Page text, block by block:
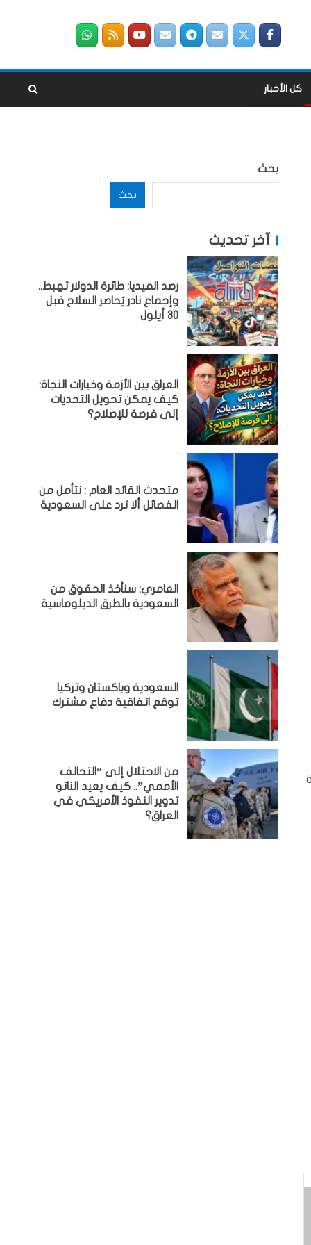
كل الأخبار
بحث
بحث
آخر تحديث
رصد الميديا: طائرة الدولار تهبط..
وإجماع نادر يُحاصر السلاح قبل
30 أيلول
العراق بين الأزمة وخيارات النجاة:
كيف يمكن تحويل التحديات
إلى فرصة للإصلاح؟
متحدث القائد العام : نتأمل من
الفصائل ألا ترد على السعودية
العامري: سنأخذ الحقوق من
السعودية بالطرق الدبلوماسية
السعودية وباكستان وتركيا
توقع اتفاقية دفاع مشترك
من الاحتلال إلى “التحالف
الأممي”.. كيف يعيد الناتو
تدوير النفوذ الأمريكي في
العراق؟